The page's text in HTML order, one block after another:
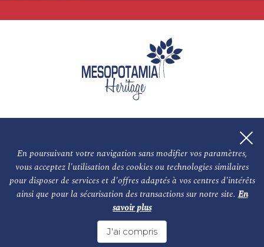
En poursuivant votre navigation sans modifier vos paramètres,
vous acceptez l'utilisation des cookies ou technologies similaires
pour disposer de services et d'offres adaptés à vos centres d'intérêts
ainsi que pour la sécurisation des transactions sur notre site.En
savoir plus
J'ai compris
L'association NOS PARTENAIRES
Le conseil scientifique et nos experts Les auteurs
Mentions légales Nous contacter